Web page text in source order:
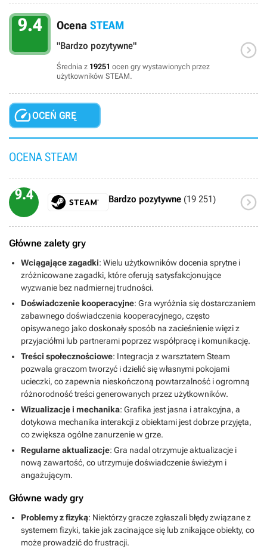
9.4 Ocena STEAM
"Bardzo pozytywne"
Średnia z 19251 ocen gry wystawionych przez
użytkowników STEAM.

OCEŃ GRĘ
OCENA STEAM
9.4 Bardzo pozytywne (19 251) 
Główne zalety gry
Wciągające zagadki: Wielu użytkowników docenia sprytne i
zróżnicowane zagadki, które oferują satysfakcjonujące
wyzwanie bez nadmiernej trudności.
Doświadczenie kooperacyjne: Gra wyróżnia się dostarczaniem
zabawnego doświadczenia kooperacyjnego, często
opisywanego jako doskonały sposób na zacieśnienie więzi z
przyjaciółmi lub partnerami poprzez współpracę i komunikację.
Treści społecznościowe: Integracja z warsztatem Steam
pozwala graczom tworzyć i dzielić się własnymi pokojami
ucieczki, co zapewnia nieskończoną powtarzalność i ogromną
różnorodność treści generowanych przez użytkowników.
Wizualizacje i mechanika: Grafika jest jasna i atrakcyjna, a
dotykowa mechanika interakcji z obiektami jest dobrze przyjęta,
co zwiększa ogólne zanurzenie w grze.
Regularne aktualizacje: Gra nadal otrzymuje aktualizacje i
nową zawartość, co utrzymuje doświadczenie świeżym i
angażującym.
Główne wady gry
Problemy z fizyką: Niektórzy gracze zgłaszali błędy związane z
systemem fizyki, takie jak zacinające się lub znikające obiekty, co
może prowadzić do frustracji.